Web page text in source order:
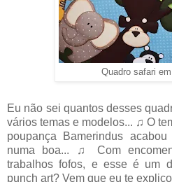
Quadro safari
Eu não sei quantos desses
vários temas e modelos... ♫ O
poupança Bamerindus
numa boa... ♫ Com
trabalhos fofos, e esse é um
punch art? Vem que eu te